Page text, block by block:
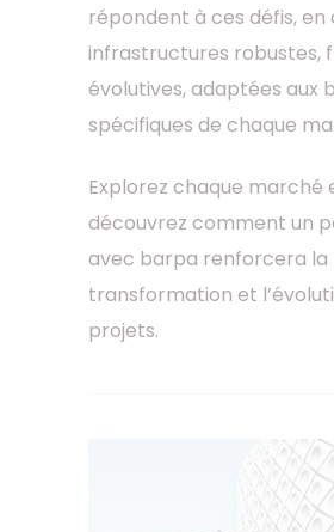
répondent à ces défis,
infrastructures robustes,
évolutives, adaptées aux
spécifiques de chaque
Explorez chaque marché
découvrez comment un
avec barpa renforcera la
transformation et
projets.